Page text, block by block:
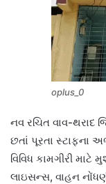
oplus_0
નવ રચિત વાવ-થરાદ
છતાં પૂરતા સ્ટાફના
વિવિધ કામગીરી માટે
લાઇસન્સ, વાહન